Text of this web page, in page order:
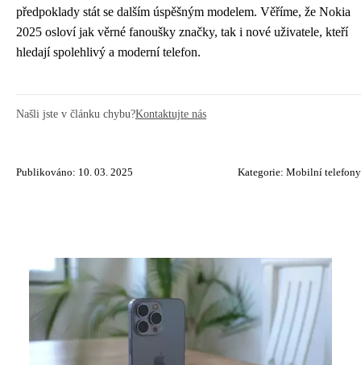
předpoklady stát se dalším úspěšným modelem. Věříme, že Nokia
2025 osloví jak věrné fanoušky značky, tak i nové uživatele, kteří
hledají spolehlivý a moderní telefon.
Našli jste v článku chybu?Kontaktujte nás
Publikováno: 10. 03. 2025 Kategorie: Mobilní telefony